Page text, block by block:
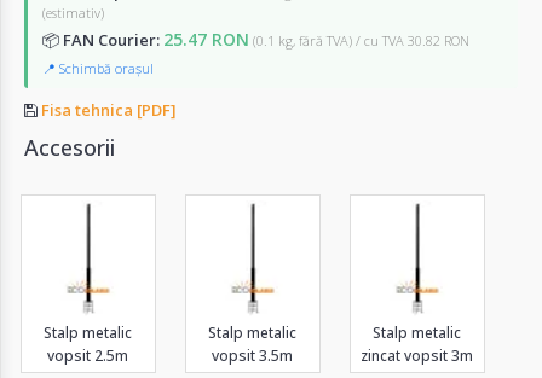
(estimativ)
📦 FAN Courier: 25.47 RON (0.1 kg, fără TVA) / cu TVA 30.82 RON
📍 Schimbă orașul
Fisa tehnica [PDF]
Accesorii
Stalp metalic
vopsit 2.5m
Stalp metalic
vopsit 3.5m
Stalp metalic
zincat vopsit 3m